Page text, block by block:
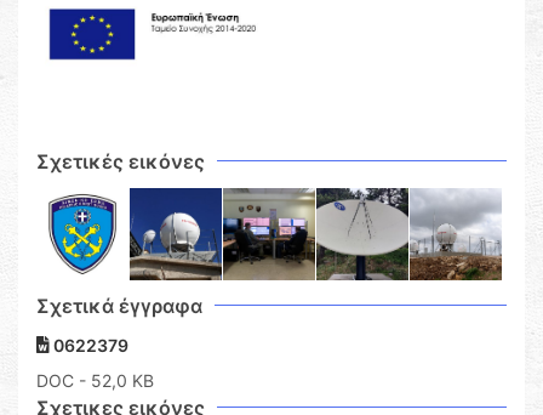
Σχετικές εικόνες
Σχετικά έγγραφα
0622379
DOC - 52,0 KB
Σχετικες εικόνες